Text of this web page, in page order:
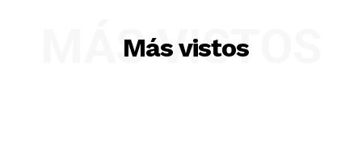
Más vistos
MÁS VISTOS